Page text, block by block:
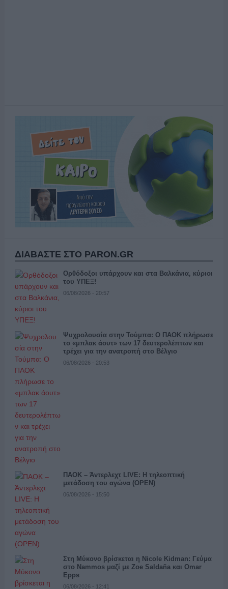
ΔΙΑΒΑΣΤΕ ΣΤΟ PARON.GR
Ορθόδοξοι υπάρχουν και στα Βαλκάνια, κύριοι
του ΥΠΕΞ!
06/08/2026 - 20:57
Ψυχρολουσία στην Τούμπα: Ο ΠΑΟΚ πλήρωσε
το «μπλακ άουτ» των 17 δευτερολέπτων και
τρέχει για την ανατροπή στο Βέλγιο
06/08/2026 - 20:53
ΠΑΟΚ – Άντερλεχτ LIVE: Η τηλεοπτική
μετάδοση του αγώνα (OPEN)
06/08/2026 - 15:50
Στη Μύκονο βρίσκεται η Nicole Kidman: Γεύμα
στο Nammos μαζί με Zoe Saldaña και Omar
Epps
06/08/2026 - 12:41